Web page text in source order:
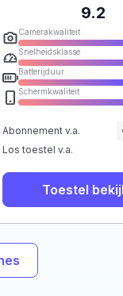
9.2
Camerakwaliteit
Snelheidsklasse
Batterijduur
Schermkwaliteit
Abonnement v.a.
Los toestel v.a.
Toestel